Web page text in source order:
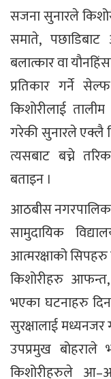
सजना सुनारले
समाते,
बलात्कार वा
प्रतिकार गर्ने
किशोरीलाई
गरेकी सुनारले एक्लै
त्यसबाट बच्ने
बताइन ।
आठबीस
सामुदायिक
आत्मरक्षाको
किशोरीहरु
भएका घटनाहरु
सुरक्षालाई मध्यनजर
उपप्रमुख बोहराले
किशोरीहरुले